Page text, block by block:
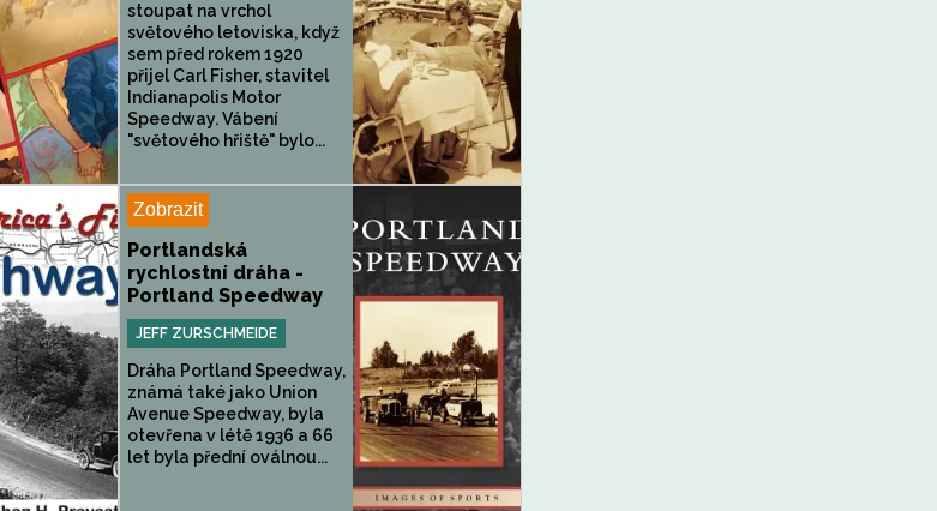
stoupat na vrchol
světového letoviska, když
sem před rokem 1920
přijel Carl Fisher, stavitel
Indianapolis Motor
Speedway. Vábení
"světového hřiště" bylo...
Zobrazit
Portlandská
rychlostní dráha -
Portland Speedway
JEFF ZURSCHMEIDE
Dráha Portland Speedway,
známá také jako Union
Avenue Speedway, byla
otevřena v létě 1936 a 66
let byla přední oválnou...